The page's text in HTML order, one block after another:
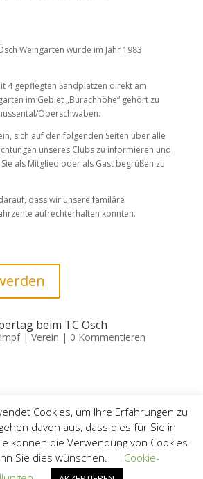
Weingarten wurde im Jahr 1983
4 gepflegten Sandplätzen direkt am
im Gebiet „Burachhöhe“ gehört zu
Oberschwaben.
sich auf den folgenden Seiten über alle
unseres Clubs zu informieren und
als Mitglied oder als Gast begrüßen zu
dass wir unsere familäre
aufrechterhalten konnten.
beim TC Ösch
| Verein | 0 Kommentieren
Datenschutz
Kontakt
Cookies, um Ihre Erfahrungen zu
davon aus, dass dies für Sie in
können die Verwendung von Cookies
Sie dies wünschen.
Cookie-